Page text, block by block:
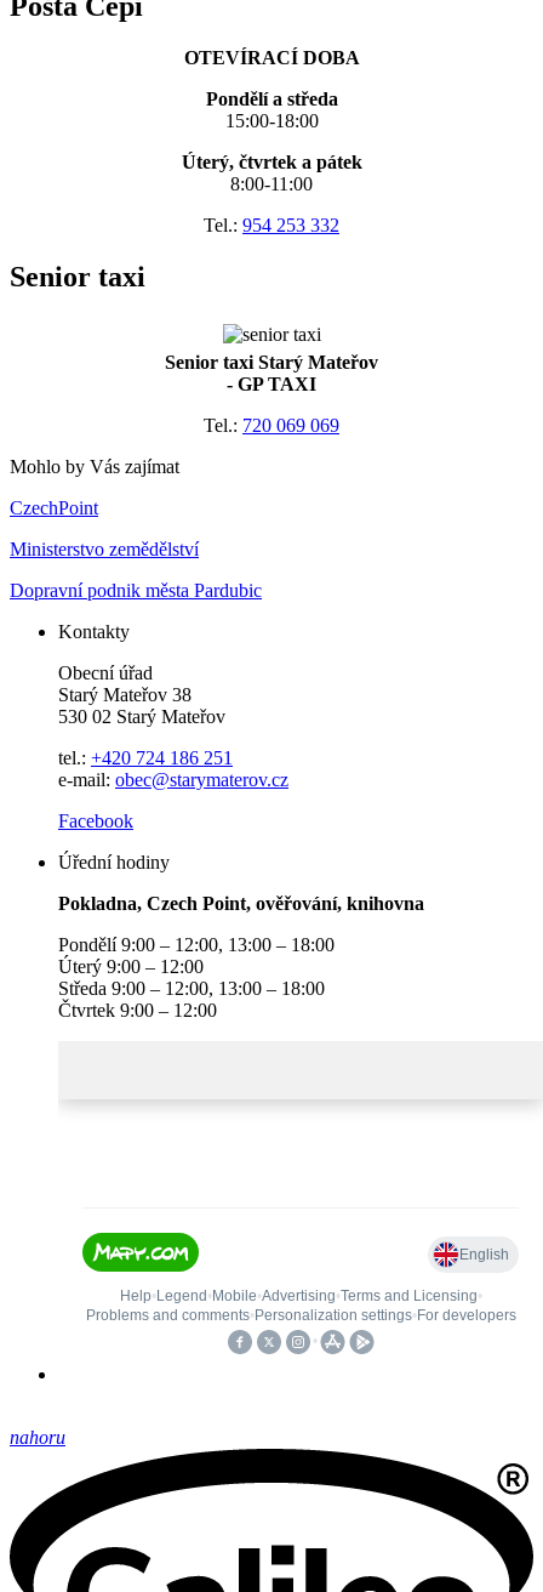
Pošta Čepí
OTEVÍRACÍ DOBA
Pondělí a středa
15:00-18:00
Úterý, čtvrtek a pátek
8:00-11:00
Tel.: 954 253 332
Senior taxi
Senior taxi Starý Mateřov
- GP TAXI
Tel.: 720 069 069
Mohlo by Vás zajímat
CzechPoint
Ministerstvo zemědělství
Dopravní podnik města Pardubic
Kontakty
Obecní úřad
Starý Mateřov 38
530 02 Starý Mateřov
tel.: +420 724 186 251
e-mail: obec@starymaterov.cz
Facebook
Úřední hodiny
Pokladna, Czech Point, ověřování, knihovna
Pondělí 9:00 – 12:00, 13:00 – 18:00
Úterý 9:00 – 12:00
Středa 9:00 – 12:00, 13:00 – 18:00
Čtvrtek 9:00 – 12:00
nahoru